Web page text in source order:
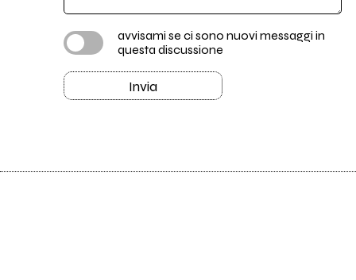
avvisami se ci sono nuovi messaggi in
questa discussione
Invia